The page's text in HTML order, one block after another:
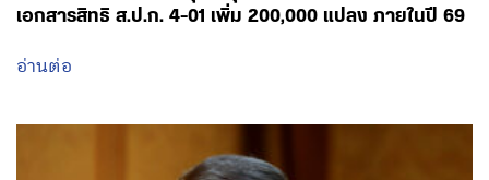
เอกสารสิทธิ ส.ป.ก. 4-01 เพิ่ม 200,000 แปลง ภายในปี 69
อ่านต่อ